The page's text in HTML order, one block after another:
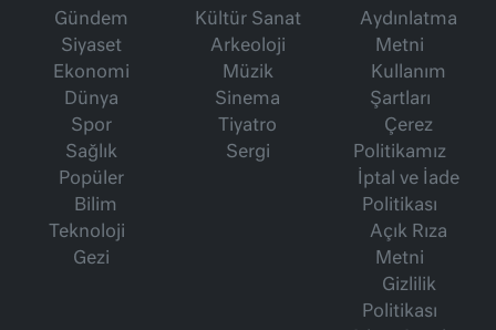
Gündem
Siyaset
Ekonomi
Dünya
Spor
Sağlık
Popüler
Bilim
Teknoloji
Gezi
Kültür Sanat
Arkeoloji
Müzik
Sinema
Tiyatro
Sergi
Aydınlatma
Metni
Kullanım
Şartları
Çerez
Politikamız
İptal ve İade
Politikası
Açık Rıza
Metni
Gizlilik
Politikası